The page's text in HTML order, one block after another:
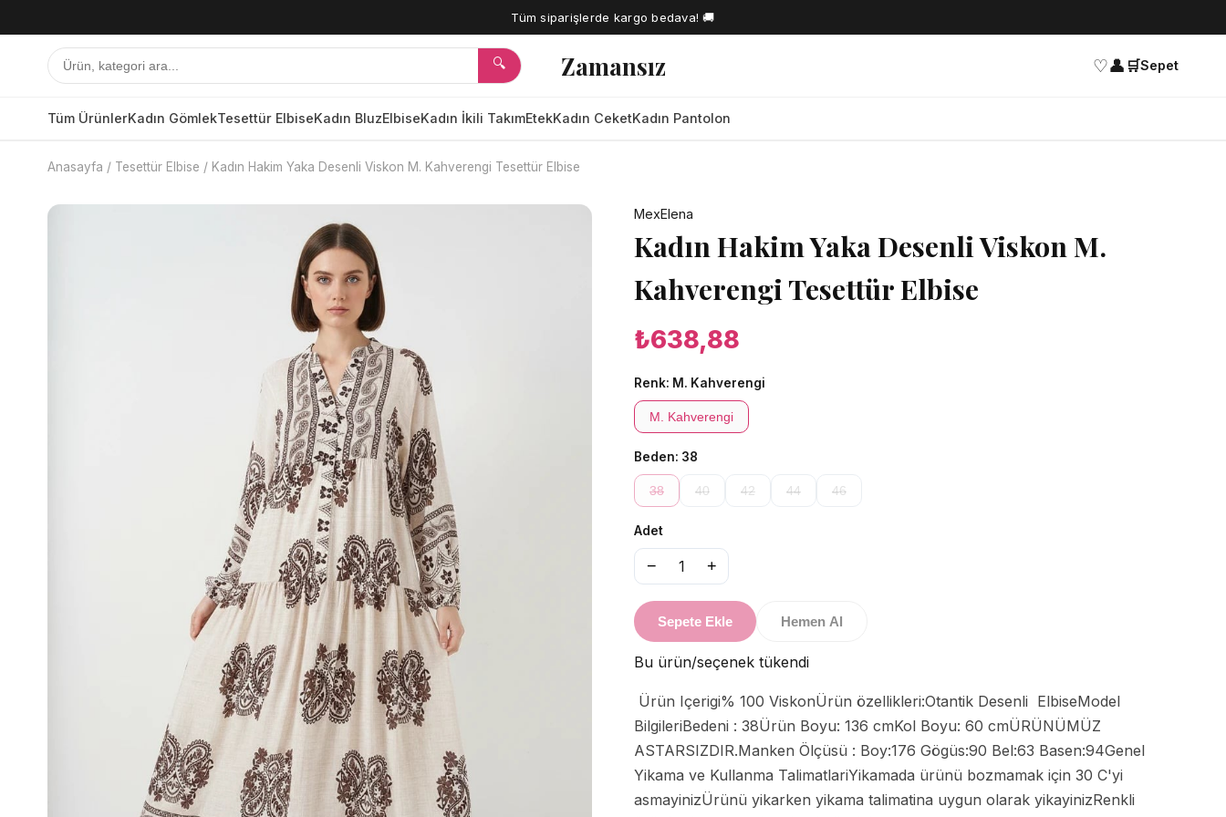
Tüm siparişlerde kargo bedava! 🚚
🔍 Zamansız ♡👤 🛒Sepet
Tüm ÜrünlerKadın GömlekTesettür ElbiseKadın BluzElbiseKadın İkili TakımEtekKadın CeketKadın Pantolon
🔍
Anasayfa / Tesettür Elbise / Kadın Hakim Yaka Desenli Viskon M. Kahverengi Tesettür Elbise
MexElena
Kadın Hakim Yaka Desenli Viskon M.
Kahverengi Tesettür Elbise
₺638,88
Renk: M. Kahverengi
M. Kahverengi
Beden: 38
38 40 42 44 46
Adet
− 1 +
Sepete Ekle Hemen Al
Bu ürün/seçenek tükendi
BilgileriBedeni : 38Ürün Boyu: 136 cmKol Boyu: 60 cmÜRÜNÜMÜZ
ASTARSIZDIR.Manken Ölçüsü : Boy:176 Gögüs:90 Bel:63 Basen:94Genel
Yikama ve Kullanma TalimatlariYikamada ürünü bozmamak için 30 C'yi
asmayinizÜrünü yikarken yikama talimatina uygun olarak yikayinizRenkli